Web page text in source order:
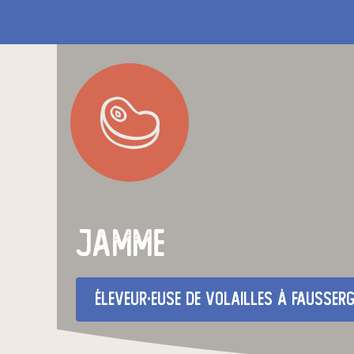
jamme
éleveur·euse de volailles à